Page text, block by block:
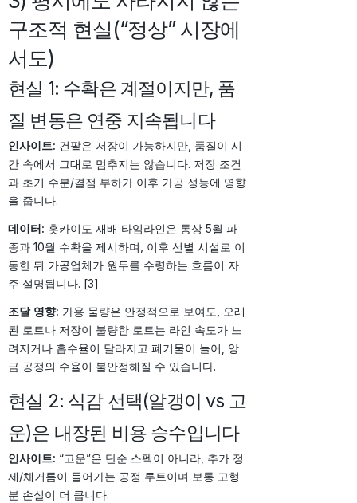
구조적 현실(“정상” 시장에
서도)
현실 1: 수확은 계절이지만, 품
질 변동은 연중 지속됩니다
인사이트: 건팥은 저장이 가능하지만, 품질이 시
간 속에서 그대로 멈추지는 않습니다. 저장 조건
과 초기 수분/결점 부하가 이후 가공 성능에 영향
을 줍니다.
데이터: 홋카이도 재배 타임라인은 통상 5월 파
종과 10월 수확을 제시하며, 이후 선별 시설로 이
동한 뒤 가공업체가 원두를 수령하는 흐름이 자
주 설명됩니다. [3]
조달 영향: 가용 물량은 안정적으로 보여도, 오래
된 로트나 저장이 불량한 로트는 라인 속도가 느
려지거나 흡수율이 달라지고 폐기물이 늘어, 앙
금 공정의 수율이 불안정해질 수 있습니다.
현실 2: 식감 선택(알갱이 vs 고
운)은 내장된 비용 승수입니다
인사이트: “고운”은 단순 스펙이 아니라, 추가 정
제/체거름이 들어가는 공정 루트이며 보통 고형
분 손실이 더 큽니다.